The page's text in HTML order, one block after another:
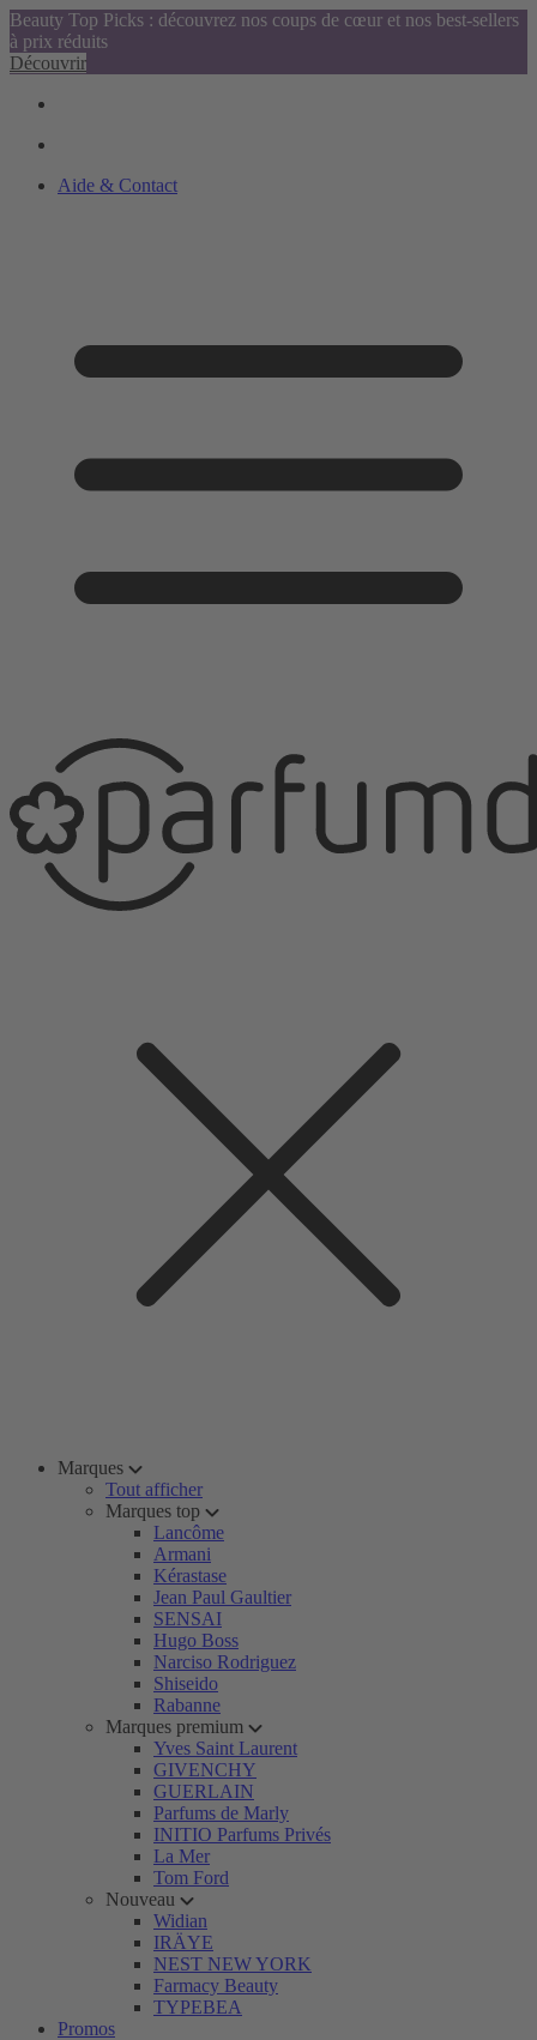
Beauty Top Picks : découvrez nos coups de cœur et nos best-sellers
à prix réduits
Découvrir
Aide & Contact
Marques
Tout afficher
Marques top
Lancôme
Armani
Kérastase
Jean Paul Gaultier
SENSAI
Hugo Boss
Narciso Rodriguez
Shiseido
Rabanne
Marques premium
Yves Saint Laurent
GIVENCHY
GUERLAIN
Parfums de Marly
INITIO Parfums Privés
La Mer
Tom Ford
Nouveau
Widian
IRÄYE
NEST NEW YORK
Farmacy Beauty
TYPEBEA
Promos